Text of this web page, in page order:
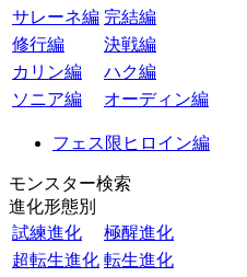
サレーネ編 完結編
修行編
決戦編
カリン編
ハク編
ソニア編
オーディン編
フェス限ヒロイン編
モンスター検索
進化形態別
試練進化
極醒進化
超転生進化 転生進化